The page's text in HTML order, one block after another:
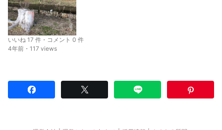
いいね 17 件・コメント 0 件
4年前・117 views